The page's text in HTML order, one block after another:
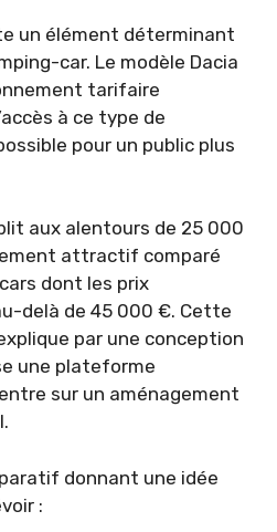
un élément déterminant
car. Le modèle Dacia
tarifaire
à ce type de
pour un public plus
aux alentours de 25 000
attractif comparé
dont les prix
delà de 45 000 €. Cette
par une conception
une plateforme
sur un aménagement
donnant une idée
: